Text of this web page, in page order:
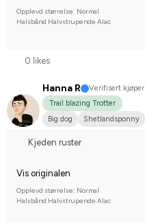
Opplevd størrelse: Normal
Halsbånd Halvstrupende Alac
0 likes
Hanna R
Verifisert kjøper
Trail blazing Trotter
Big dog
Shetlandsponny
Kjeden ruster
Vis originalen
Opplevd størrelse: Normal
Halsbånd Halvstrupende Alac